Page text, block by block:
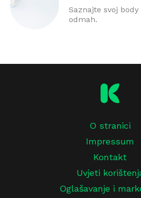
Saznajte svoj
odmah.
O stranici
Impressum
Kontakt
Uvjeti
Oglašavanje i